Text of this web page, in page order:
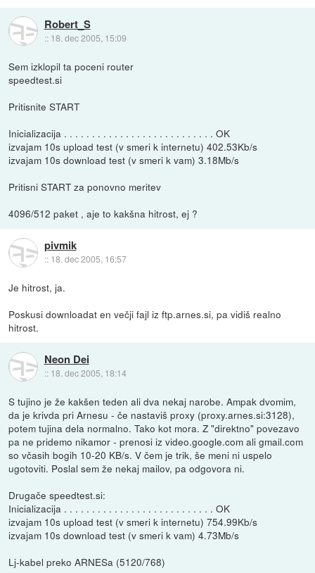
Robert_S
:: 18. dec 2005, 15:09
Sem izklopil ta poceni router
speedtest.si
Pritisnite START
Inicializacija . . . . . . . . . . . . . . . . . . . . . . . . . . . OK
izvajam 10s upload test (v smeri k internetu) 402.53Kb/s
izvajam 10s download test (v smeri k vam) 3.18Mb/s
Pritisni START za ponovno meritev
4096/512 paket , aje to kakšna hitrost, ej ?
pivmik
:: 18. dec 2005, 16:57
Je hitrost, ja.
Poskusi downloadat en večji fajl iz ftp.arnes.si, pa vidiš realno
hitrost.
Neon Dei
:: 18. dec 2005, 18:14
S tujino je že kakšen teden ali dva nekaj narobe. Ampak dvomim,
da je krivda pri Arnesu - če nastaviš proxy (proxy.arnes.si:3128),
potem tujina dela normalno. Tako kot mora. Z "direktno" povezavo
pa ne pridemo nikamor - prenosi iz video.google.com ali gmail.com
so včasih bogih 10-20 KB/s. V čem je trik, še meni ni uspelo
ugotoviti. Poslal sem že nekaj mailov, pa odgovora ni.
Drugače speedtest.si:
Inicializacija . . . . . . . . . . . . . . . . . . . . . . . . . . . OK
izvajam 10s upload test (v smeri k internetu) 754.99Kb/s
izvajam 10s download test (v smeri k vam) 4.73Mb/s
Lj-kabel preko ARNESa (5120/768)